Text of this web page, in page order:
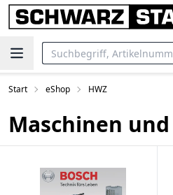
Start eShop HWZ
Maschinen